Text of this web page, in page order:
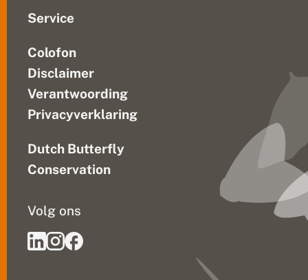
Service
Colofon
Disclaimer
Verantwoording
Privacyverklaring
Dutch Butterfly
Conservation
Volg ons